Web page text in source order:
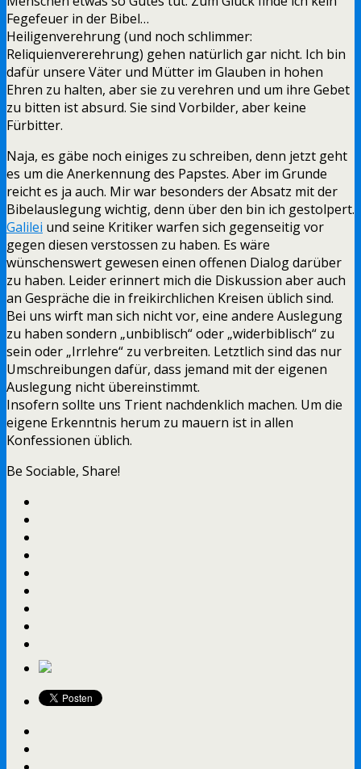
Fegefeuer in der Bibel…
Heiligenverehrung (und noch schlimmer:
Reliquienvererehrung) gehen natürlich gar nicht. Ich bin
dafür unsere Väter und Mütter im Glauben in hohen
Ehren zu halten, aber sie zu verehren und um ihre Gebet
zu bitten ist absurd. Sie sind Vorbilder, aber keine
Fürbitter.
Naja, es gäbe noch einiges zu schreiben, denn jetzt geht
es um die Anerkennung des Papstes. Aber im Grunde
reicht es ja auch. Mir war besonders der Absatz mit der
Bibelauslegung wichtig, denn über den bin ich gestolpert.
Galilei und seine Kritiker warfen sich gegenseitig vor
gegen diesen verstossen zu haben. Es wäre
wünschenswert gewesen einen offenen Dialog darüber
zu haben. Leider erinnert mich die Diskussion aber auch
an Gespräche die in freikirchlichen Kreisen üblich sind.
Bei uns wirft man sich nicht vor, eine andere Auslegung
zu haben sondern „unbiblisch“ oder „widerbiblisch“ zu
sein oder „Irrlehre“ zu verbreiten. Letztlich sind das nur
Umschreibungen dafür, dass jemand mit der eigenen
Auslegung nicht übereinstimmt.
Insofern sollte uns Trient nachdenklich machen. Um die
eigene Erkenntnis herum zu mauern ist in allen
Konfessionen üblich.
Be Sociable, Share!